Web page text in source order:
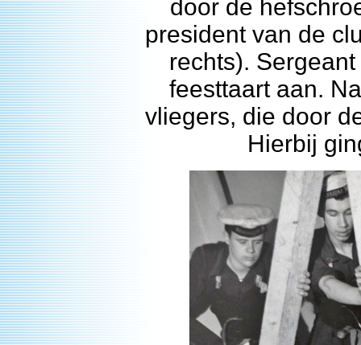
door de
president van de
rechts).
feesttaart aan.
vliegers, die door
Hierbij